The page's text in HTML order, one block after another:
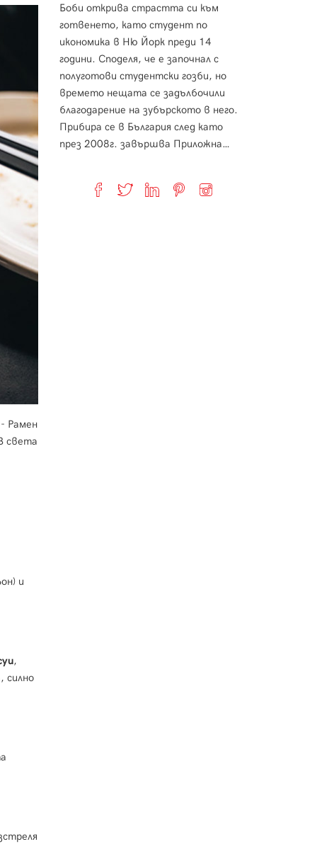
Рамен
света
и
,
силно
Боби открива страстта си към
готвенето, като студент по
икономика в Ню Йорк преди 14
години. Споделя, че е започнал с
полуготови студентски гозби, но
времето нещата се задълбочили
благодарение на зубърското в него.
Прибира се в България след като
през 2008г. завършва Приложна…